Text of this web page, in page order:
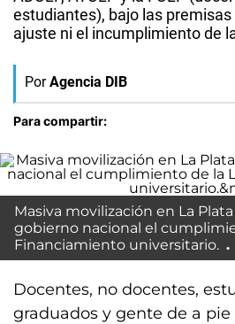
estudiantes), bajo las premisas
ajuste ni el incumplimiento de
Por Agencia DIB
Para compartir:
Masiva movilización en La
gobierno nacional el
Financiamiento universitario.
Docentes, no docentes,
graduados y gente de a